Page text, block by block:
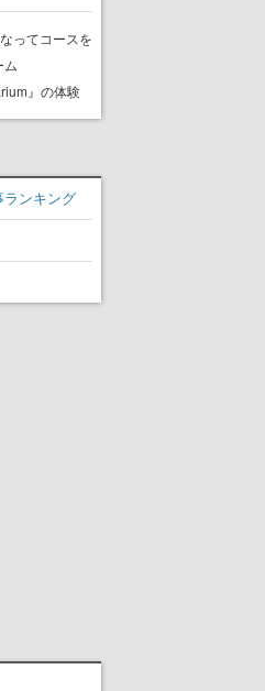
ったお客様
し“本当に望
を見つけ出す
ってコースを
ム
』の体験
本日8月7日
ンキング